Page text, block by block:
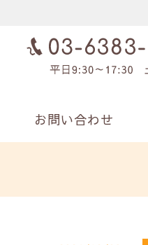
お問い合わせ